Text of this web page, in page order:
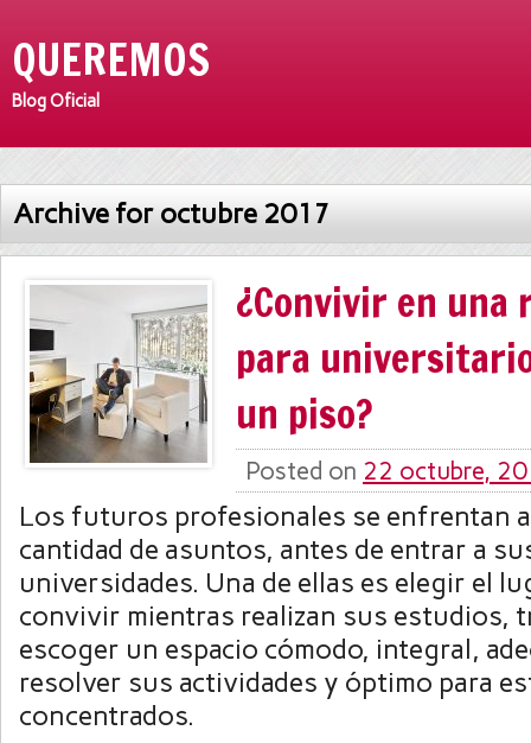
QUEREMOS
Blog Oficial
Archive for octubre 2017
¿Convivir en una
para
un piso?
Posted on 22 octubre,
Los futuros profesionales se enfrentan
cantidad de asuntos, antes de entrar a
universidades. Una de ellas es elegir el
convivir mientras realizan sus estudios,
escoger un espacio cómodo, integral,
resolver sus actividades y óptimo para
concentrados.